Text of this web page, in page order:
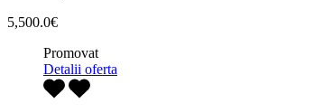
5,500.0€
Promovat
Detalii oferta